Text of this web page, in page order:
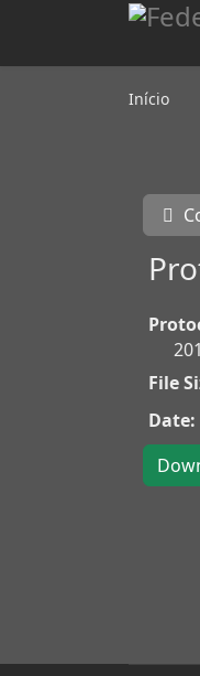
Início
File
Date: